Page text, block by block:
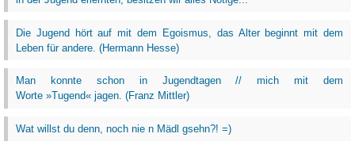
Die Jugend hört auf mit dem Egoismus, das Alter beginnt mit dem
Leben für andere. (Hermann Hesse)
Man konnte schon in Jugendtagen // mich mit dem
Worte »Tugend« jagen. (Franz Mittler)
Wat willst du denn, noch nie n Mädl gsehn?! =)